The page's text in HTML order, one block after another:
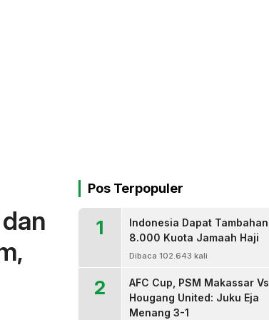
Pos Terpopuler
1
Indonesia Dapat Tambahan
8.000 Kuota Jamaah Haji
Dibaca 102.643 kali
2
AFC Cup, PSM Makassar Vs
Hougang United: Juku Eja
Menang 3-1